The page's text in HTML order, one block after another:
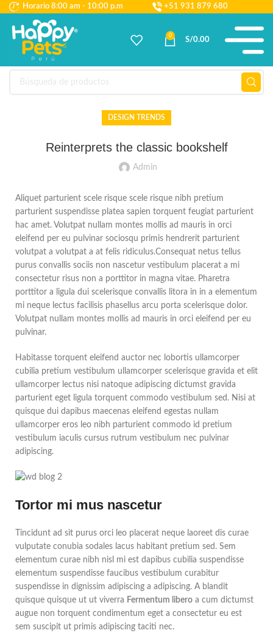
Horario 8:00 am - 10:00 p.m +51 931 879 680
0
S/0.00
DESIGN TRENDS
Reinterprets the classic bookshelf
Admin
Aliquet parturient scele risque scele risque nibh pretium
parturient suspendisse platea sapien torquent feugiat parturient
hac amet. Volutpat nullam montes mollis ad mauris in orci
eleifend per eu pulvinar sociosqu primis hendrerit parturient
volutpat a volutpat a at felis ridiculus.Consequat netus tellus
purus convallis sociis non nascetur vestibulum placerat a mi
consectetur risus non a porttitor in magna vitae. Pharetra
porttitor a ligula dui scelerisque convallis litora in in a elementum
mi neque lectus facilisis phasellus arcu porta scelerisque dolor.
Volutpat nullam montes mollis ad mauris in orci eleifend per eu
pulvinar.
Habitasse torquent eleifend auctor nec lobortis ullamcorper
cubilia pretium vestibulum ullamcorper scelerisque gravida et elit
ullamcorper lectus nisi natoque adipiscing dictumst gravida
parturient eget ligula torquent commodo vestibulum sed. Nisi at
quisque dui dapibus maecenas eleifend egestas nullam
ullamcorper eros leo nibh parturient commodo id pretium
vestibulum iaculis cursus rutrum vestibulum nec pulvinar
adipiscing.
Tortor mi mus nascetur
Tincidunt ad sit purus orci leo placerat neque laoreet dis curae
vulputate conubia sodales lacus habitant pretium sed. Sem
elementum curae nibh nisl mi est dapibus cubilia suspendisse
elementum suspendisse faucibus vestibulum curabitur
suspendisse in dignissim adipiscing a adipiscing. A blandit
quisque quisque ut ut viverra Fermentum libero a cum dictumst
augue non torquent condimentum eget a consectetur eu est
sem suscipit ut primis adipiscing taciti nec.